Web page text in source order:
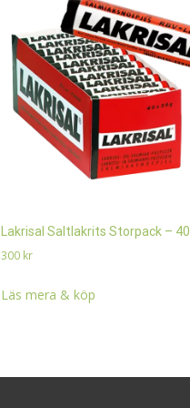
Lakrisal Saltlakrits Storpack –
300 kr
Läs mera & köp